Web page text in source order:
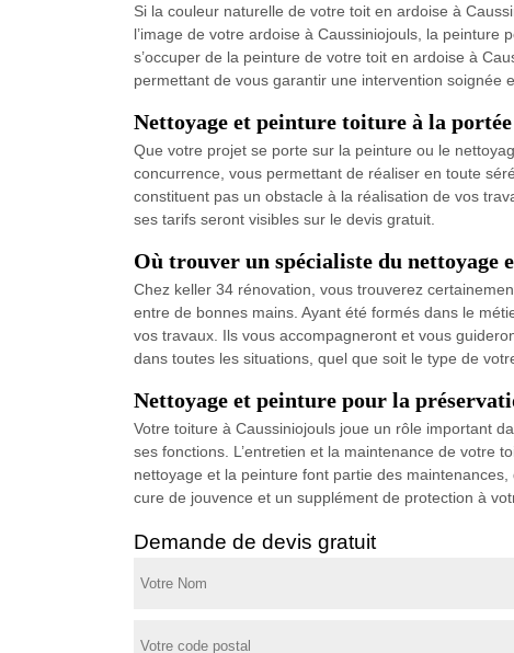
Si la couleur naturelle de votre toit en ardoise à
l’image de votre ardoise à Caussiniojouls, la peinture
s’occuper de la peinture de votre toit en ardoise à
permettant de vous garantir une intervention soignée
Nettoyage et peinture toiture à la
Que votre projet se porte sur la peinture ou le
concurrence, vous permettant de réaliser en toute
constituent pas un obstacle à la réalisation de vos
ses tarifs seront visibles sur le devis gratuit.
Où trouver un spécialiste du nettoyage
Chez keller 34 rénovation, vous trouverez
entre de bonnes mains. Ayant été formés dans le
vos travaux. Ils vous accompagneront et vous
dans toutes les situations, quel que soit le type de
Nettoyage et peinture pour la
Votre toiture à Caussiniojouls joue un rôle important
ses fonctions. L’entretien et la maintenance de votre
nettoyage et la peinture font partie des
cure de jouvence et un supplément de protection à
Demande de devis gratuit